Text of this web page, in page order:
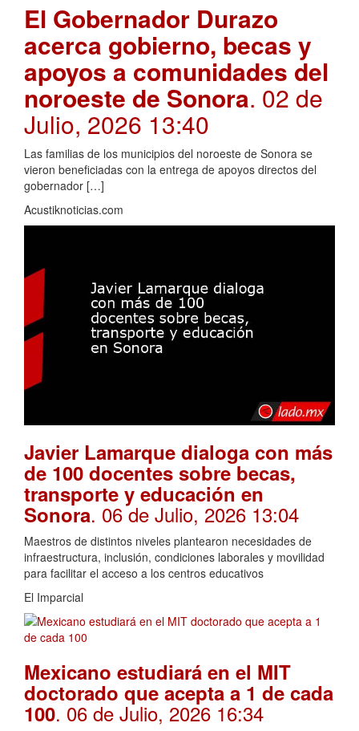
El Gobernador Durazo
acerca gobierno, becas y
apoyos a comunidades del
noroeste de Sonora. 02 de
Julio, 2026 13:40
Las familias de los municipios del noroeste de Sonora se
vieron beneficiadas con la entrega de apoyos directos del
gobernador […]
Acustiknoticias.com
Javier Lamarque dialoga con más
de 100 docentes sobre becas,
transporte y educación en
Sonora. 06 de Julio, 2026 13:04
Maestros de distintos niveles plantearon necesidades de
infraestructura, inclusión, condiciones laborales y movilidad
para facilitar el acceso a los centros educativos
El Imparcial
Mexicano estudiará en el MIT
doctorado que acepta a 1 de cada
100. 06 de Julio, 2026 16:34